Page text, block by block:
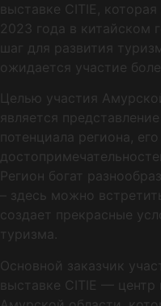
выставке CITIE,
2023 года в китайском
шаг для развития
ожидается участие
Целью участия
является
потенциала региона,
Регион богат
– здесь можно
создает прекрасные
туризма.
Основной заказчик
выставке CITIE —